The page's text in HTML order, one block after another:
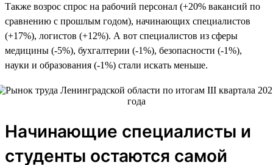
Также возрос спрос на рабочий персонал (+20% вакансий по
сравнению с прошлым годом), начинающих специалистов
(+17%), логистов (+12%). А вот специалистов из сферы
медицины (-5%), бухгалтерии (-1%), безопасности (-1%),
науки и образования (-1%) стали искать меньше.
Начинающие специалисты и
студенты остаются самой